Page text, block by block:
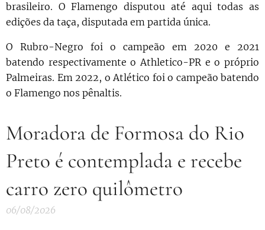
brasileiro. O Flamengo disputou até aqui todas as
edições da taça, disputada em partida única.
O Rubro-Negro foi o campeão em 2020 e 2021
batendo respectivamente o Athletico-PR e o próprio
Palmeiras. Em 2022, o Atlético foi o campeão batendo
o Flamengo nos pênaltis.
Moradora de Formosa do Rio
Preto é contemplada e recebe
carro zero quilômetro
06/08/2026